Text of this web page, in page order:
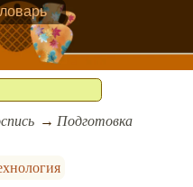
Подготовка